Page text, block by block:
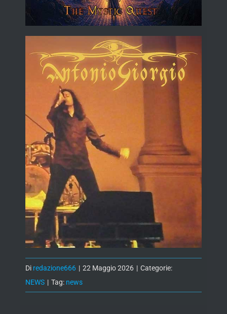
Di redazione666 | 22 Maggio 2026 | Categorie:
NEWS | Tag: news